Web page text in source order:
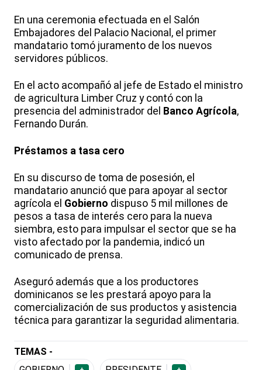
En una ceremonia efectuada en el Salón
Embajadores del Palacio Nacional, el primer
mandatario tomó juramento de los nuevos
servidores públicos.
En el acto acompañó al jefe de Estado el ministro
de agricultura Limber Cruz y contó con la
presencia del administrador del Banco Agrícola,
Fernando Durán.
Préstamos a tasa cero
En su discurso de toma de posesión, el
mandatario anunció que para apoyar al sector
agrícola el Gobierno dispuso 5 mil millones de
pesos a tasa de interés cero para la nueva
siembra, esto para impulsar el sector que se ha
visto afectado por la pandemia, indicó un
comunicado de prensa.
Aseguró además que a los productores
dominicanos se les prestará apoyo para la
comercialización de sus productos y asistencia
técnica para garantizar la seguridad alimentaria.
TEMAS -